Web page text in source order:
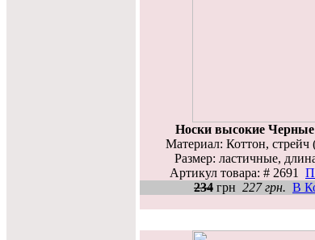
Носки высокие
Материал: Коттон, стрейч
Размер: ластичные,
Артикул товара: # 2691
234 грн 227 грн. В